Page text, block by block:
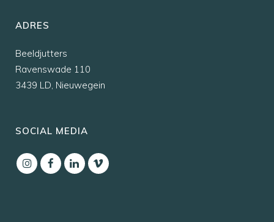
ADRES
Beeldjutters
Ravenswade 110
3439 LD, Nieuwegein
SOCIAL MEDIA